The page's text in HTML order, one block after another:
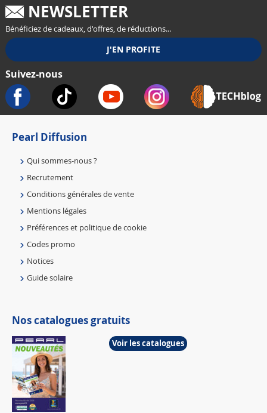
NEWSLETTER
Bénéficiez de cadeaux, d'offres, de réductions...
Suivez-nous
Pearl Diffusion
Qui sommes-nous ?
Recrutement
Conditions générales de vente
Mentions légales
Préférences et politique de cookie
Codes promo
Notices
Guide solaire
Nos catalogues gratuits
Voir les catalogues